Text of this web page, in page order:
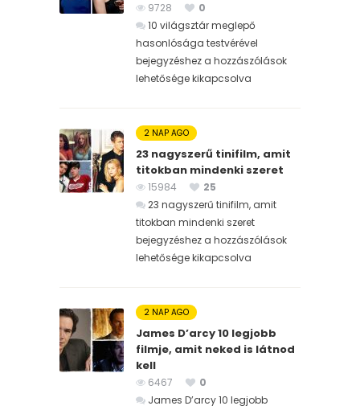
9728
0
10 világsztár meglepő
hasonlósága testvérével
bejegyzéshez a hozzászólások
lehetősége kikapcsolva
2 NAP AGO
23 nagyszerű tinifilm, amit
titokban mindenki szeret
15984
25
23 nagyszerű tinifilm, amit
titokban mindenki szeret
bejegyzéshez a hozzászólások
lehetősége kikapcsolva
2 NAP AGO
James D’arcy 10 legjobb
filmje, amit neked is látnod
kell
6467
0
James D’arcy 10 legjobb